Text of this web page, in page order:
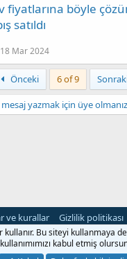
fiyatlarına böyle
satıldı
18 Mar 2024
Önceki 6 of 9
yazmak için üye
ve kurallar Gizlilik politikası
by XenForo ® © 2010-2024
kullanır. Bu siteyi kullanmaya
kullanımımızı kabul etmiş